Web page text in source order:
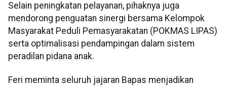
Selain peningkatan pelayanan, pihaknya juga
mendorong penguatan sinergi bersama Kelompok
Masyarakat Peduli Pemasyarakatan (POKMAS LIPAS)
serta optimalisasi pendampingan dalam sistem
peradilan pidana anak.
Feri meminta seluruh jajaran Bapas menjadikan